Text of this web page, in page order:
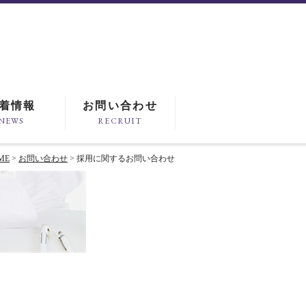
情報 お問い合わせ
RECRUIT
> お問い合わせ > 採用に関するお問い合わせ